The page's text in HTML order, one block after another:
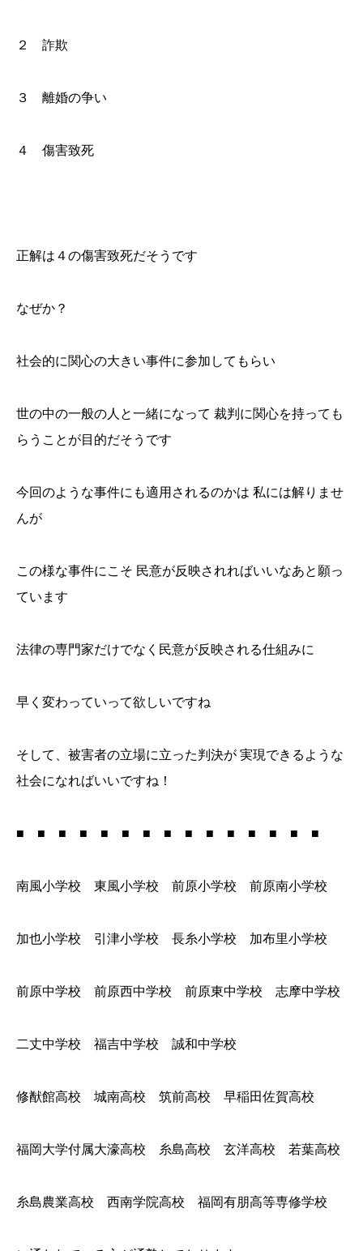
２ 詐欺
３ 離婚の争い
４ 傷害致死
正解は４の傷害致死だそうです
なぜか？
社会的に関心の大きい事件に参加してもらい
世の中の一般の人と一緒になって 裁判に関心を持っても
らうことが目的だそうです
今回のような事件にも適用されるのかは 私には解りませ
んが
この様な事件にこそ 民意が反映されればいいなあと願っ
ています
法律の専門家だけでなく民意が反映される仕組みに
早く変わっていって欲しいですね
そして、被害者の立場に立った判決が 実現できるような
社会になればいいですね！
■ ■ ■ ■ ■ ■ ■ ■ ■ ■ ■ ■ ■ ■ ■
南風小学校 東風小学校 前原小学校 前原南小学校
加也小学校 引津小学校 長糸小学校 加布里小学校
前原中学校 前原西中学校 前原東中学校 志摩中学校
二丈中学校 福吉中学校 誠和中学校
修猷館高校 城南高校 筑前高校 早稲田佐賀高校
福岡大学付属大濠高校 糸島高校 玄洋高校 若葉高校
糸島農業高校 西南学院高校 福岡有朋高等専修学校